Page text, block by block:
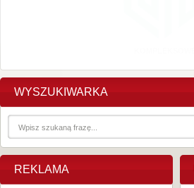
WYSZUKIWARKA
REKLAMA